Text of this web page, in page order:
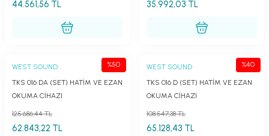
Mikrofonları
44.561,56 TL 35.992,03 TL
%50
WEST SOUND
TKS 016 DA (SET) HATİM VE EZAN
OKUMA CİHAZI
62.843,22 TL
125.686,44 TL
%40
WEST SOUND
TKS 016 D (SET) HATİM VE EZAN
OKUMA CİHAZI
65.128,43 TL
108.547,38 TL